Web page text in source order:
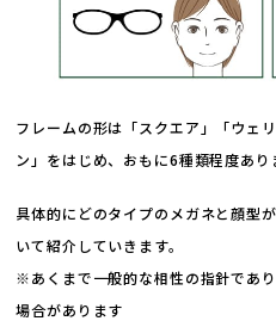
フレームの形は「スクエア」「ウェ
ン」をはじめ、おもに6種類程度あり
具体的にどのタイプのメガネと顔型
いて紹介していきます。
※あくまで一般的な相性の指針であ
場合があります